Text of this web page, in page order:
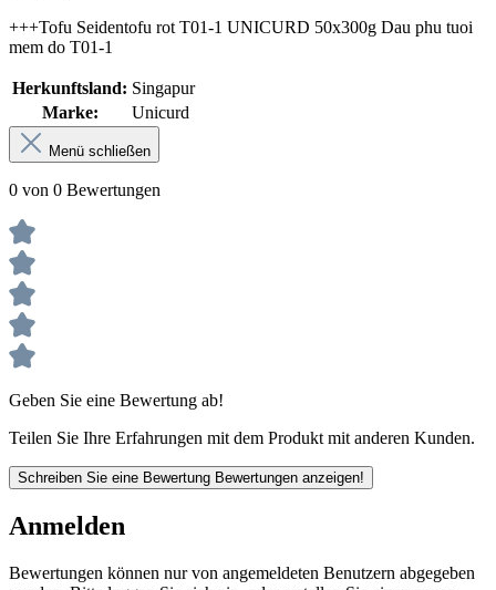
+++Tofu Seidentofu rot T01-1 UNICURD 50x300g Dau phu tuoi
mem do T01-1
Herkunftsland: Singapur
Marke:
Unicurd
Menü schließen
0 von 0 Bewertungen
Geben Sie eine Bewertung ab!
Teilen Sie Ihre Erfahrungen mit dem Produkt mit anderen Kunden.
Schreiben Sie eine Bewertung Bewertungen anzeigen!
Anmelden
Bewertungen können nur von angemeldeten Benutzern abgegeben